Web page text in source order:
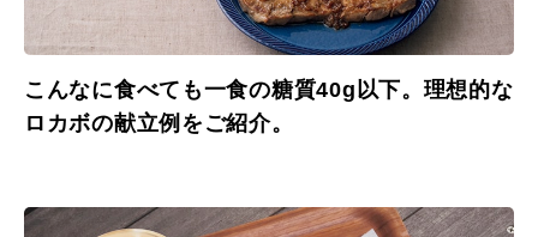
こんなに食べても一食の糖質40g以下。理想的な
ロカボの献立例をご紹介。